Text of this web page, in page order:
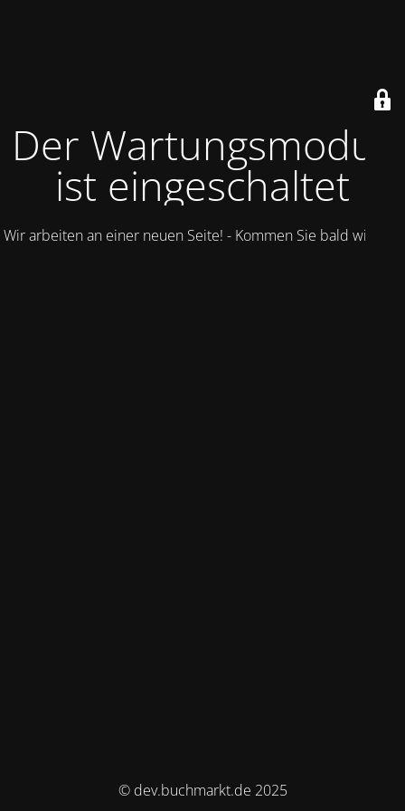
Der Wartungsmodus
ist eingeschaltet
Wir arbeiten an einer neuen Seite! - Kommen Sie bald wieder.
© dev.buchmarkt.de 2025